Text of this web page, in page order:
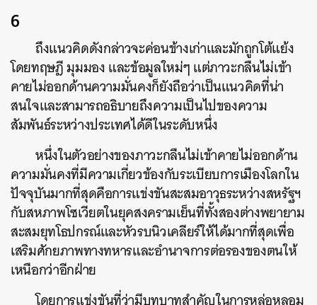
6
ถึงแนวคิดดังกล่าวจะค่อนข้างเก่าและมักถูกโต้แย้ง
โดยทฤษฎี มุมมอง และข้อมูลใหม่ๆ แต่ภาวะกลืนไม่เข้า
คายไม่ออกด้านความมั่นคงก็ยังถือว่าเป็นแนวคิดที่น่า
สนใจและสามารถอธิบายถึงความเป็นไปของความ
สัมพันธ์ระหว่างประเทศได้ดีในระดับหนึ่ง
หนึ่งในตัวอย่างของภาวะกลืนไม่เข้าคายไม่ออกด้าน
ความมั่นคงที่มีความเกี่ยวข้องกับระเบียบการเมืองโลกใน
ปัจจุบันมากที่สุดคือการแข่งขันสะสมอาวุธระหว่างสหรัฐฯ
กับสหภาพโซเวียตในยุคสงครามเย็นที่ทั้งสองต่างพยายาม
สะสมยุทโธปกรณ์และหัวรบนิวเคลียร์ให้ได้มากที่สุดเพื่อ
เสริมศักยภาพทางทหารและอำนาจการต่อรองของตนให้
เหนือกว่าอีกฝ่าย